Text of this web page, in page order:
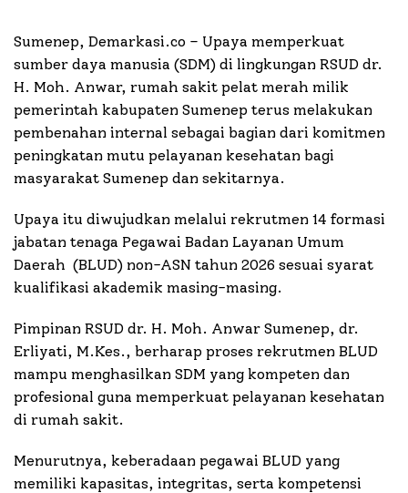
Sumenep, Demarkasi.co – Upaya memperkuat
sumber daya manusia (SDM) di lingkungan RSUD dr.
H. Moh. Anwar, rumah sakit pelat merah milik
pemerintah kabupaten Sumenep terus melakukan
pembenahan internal sebagai bagian dari komitmen
peningkatan mutu pelayanan kesehatan bagi
masyarakat Sumenep dan sekitarnya.
Upaya itu diwujudkan melalui rekrutmen 14 formasi
jabatan tenaga Pegawai Badan Layanan Umum
Daerah (BLUD) non-ASN tahun 2026 sesuai syarat
kualifikasi akademik masing-masing.
Pimpinan RSUD dr. H. Moh. Anwar Sumenep, dr.
Erliyati, M.Kes., berharap proses rekrutmen BLUD
mampu menghasilkan SDM yang kompeten dan
profesional guna memperkuat pelayanan kesehatan
di rumah sakit.
Menurutnya, keberadaan pegawai BLUD yang
memiliki kapasitas, integritas, serta kompetensi